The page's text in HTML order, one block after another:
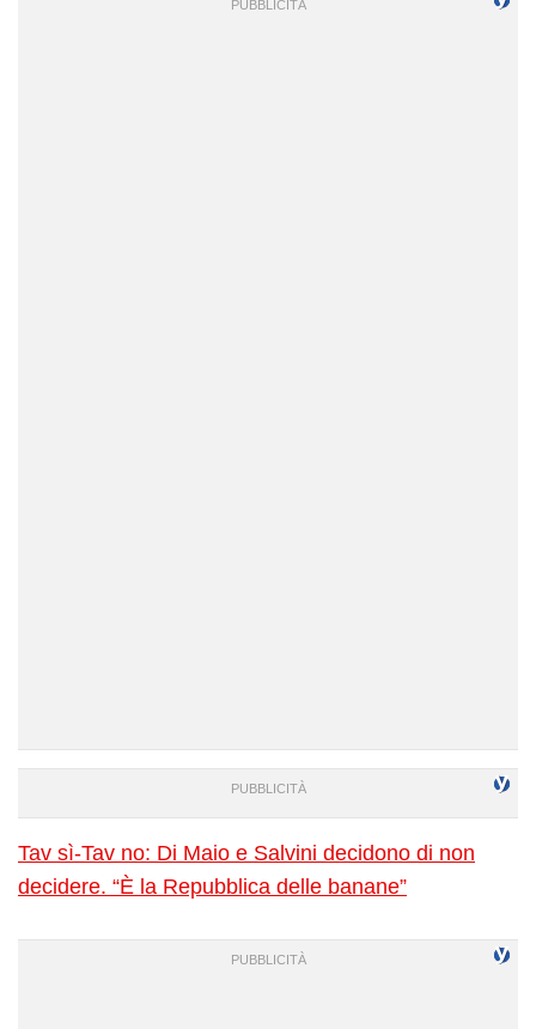
Tav sì-Tav no: Di Maio e Salvini decidono di non
decidere. “È la Repubblica delle banane”